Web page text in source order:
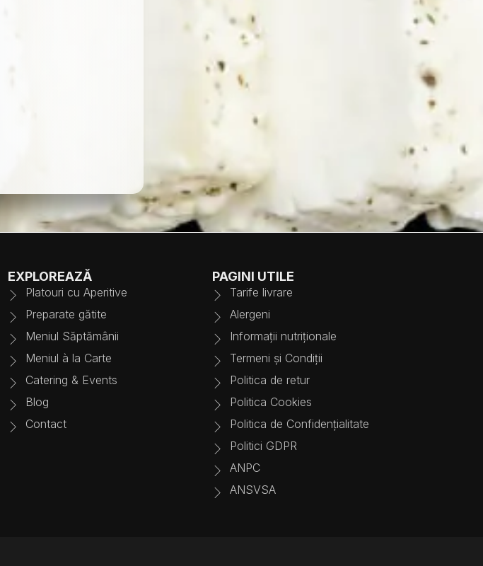
EXPLOREAZĂ
Platouri cu Aperitive
Preparate gătite
Meniul Săptămânii
Meniul à la Carte
Catering & Events
Blog
Contact
PAGINI UTILE
Tarife livrare
Alergeni
Informații nutriționale
Termeni și Condiții
Politica de retur
Politica Cookies
Politica de Confidențialitate
Politici GDPR
ANPC
ANSVSA